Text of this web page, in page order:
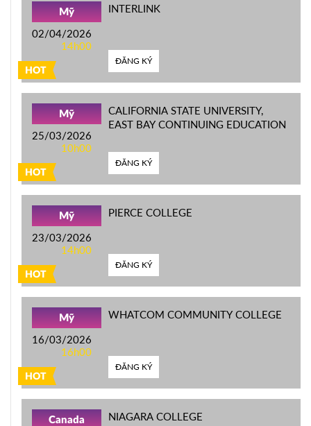
HOT
Mỹ
02/04/2026
14h00
INTERLINK
ĐĂNG KÝ
HOT
Mỹ
25/03/2026
10h00
CALIFORNIA STATE UNIVERSITY,
EAST BAY CONTINUING EDUCATION
ĐĂNG KÝ
HOT
Mỹ
23/03/2026
14h00
PIERCE COLLEGE
ĐĂNG KÝ
HOT
Mỹ
16/03/2026
16h00
WHATCOM COMMUNITY COLLEGE
ĐĂNG KÝ
Canada NIAGARA COLLEGE